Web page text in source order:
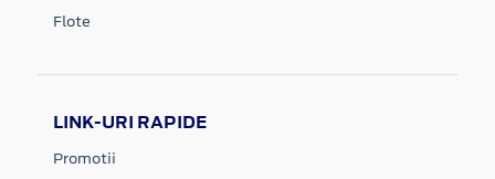
Flote
LINK-URI RAPIDE
Promotii